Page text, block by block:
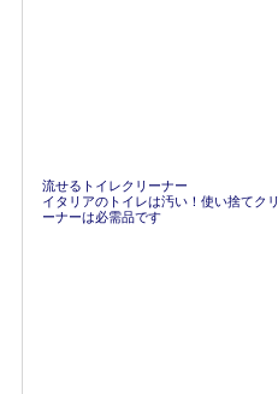
流せるトイレクリーナー
イタリアのトイレは汚い！使い捨てクリ
ーナーは必需品です